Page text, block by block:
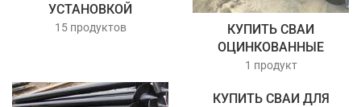
УСТАНОВКОЙ
15 продуктов
КУПИТЬ СВАИ
ОЦИНКОВАННЫЕ
1 продукт
КУПИТЬ СВАИ ДЛЯ